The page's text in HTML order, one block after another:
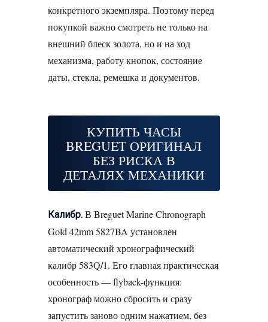
конкретного экземпляра. Поэтому перед
покупкой важно смотреть не только на
внешний блеск золота, но и на ход
механизма, работу кнопок, состояние
даты, стекла, ремешка и документов.
КУПИТЬ ЧАСЫ
BREGUET ОРИГИНАЛ
БЕЗ РИСКА В
ДЕТАЛЯХ МЕХАНИКИ
Калибр. В Breguet Marine Chronograph
Gold 42mm 5827BA установлен
автоматический хронографический
калибр 583Q/1. Его главная практическая
особенность — flyback-функция:
хронограф можно сбросить и сразу
запустить заново одним нажатием, без